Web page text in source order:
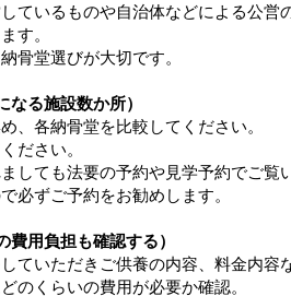
ているものや自治体などによる公営
す。
骨堂選びが大切です。
る施設数か所）
、各納骨堂を比較してください。
ださい。
しても法要の予約や見学予約でご覧
必ずご予約をお勧めします。
用負担も確認する）
ていただきご供養の内容、料金内容
のくらいの費用が必要か確認。